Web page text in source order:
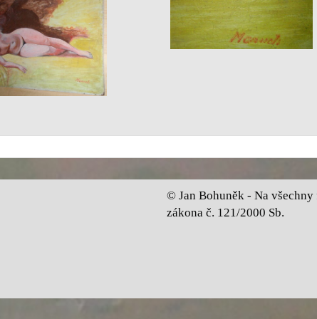
© Jan Bohuněk - Na
zákona č. 121/2000 Sb.